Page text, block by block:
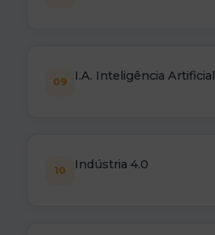
09 I.A. Inteligência Artificial
10 Indústria 4.0